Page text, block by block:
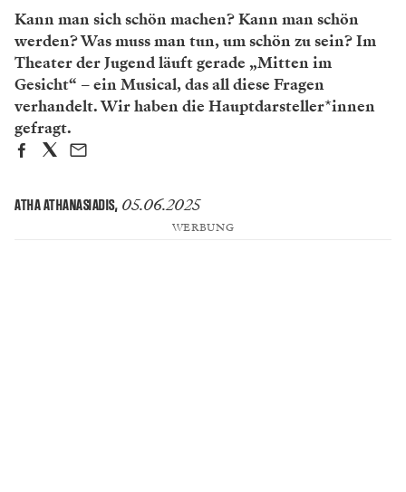
Kann man sich schön machen? Kann man schön
werden? Was muss man tun, um schön zu sein? Im
Theater der Jugend läuft gerade „Mitten im
Gesicht“ – ein Musical, das all diese Fragen
verhandelt. Wir haben die Hauptdarsteller*innen
gefragt.
ATHA ATHANASIADIS, 05.06.2025
WERBUNG